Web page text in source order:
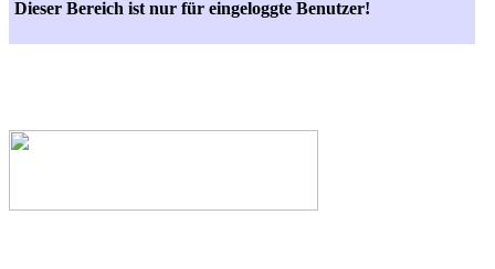
Dieser Bereich ist nur für eingeloggte Benutzer!